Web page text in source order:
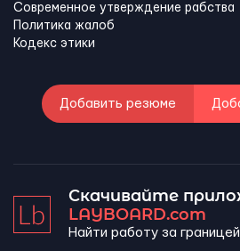
Современное утверждение рабства
Политика жалоб
Кодекс этики
Добавить резюме
Скачивайте
LAYBOARD.com
Найти работу за